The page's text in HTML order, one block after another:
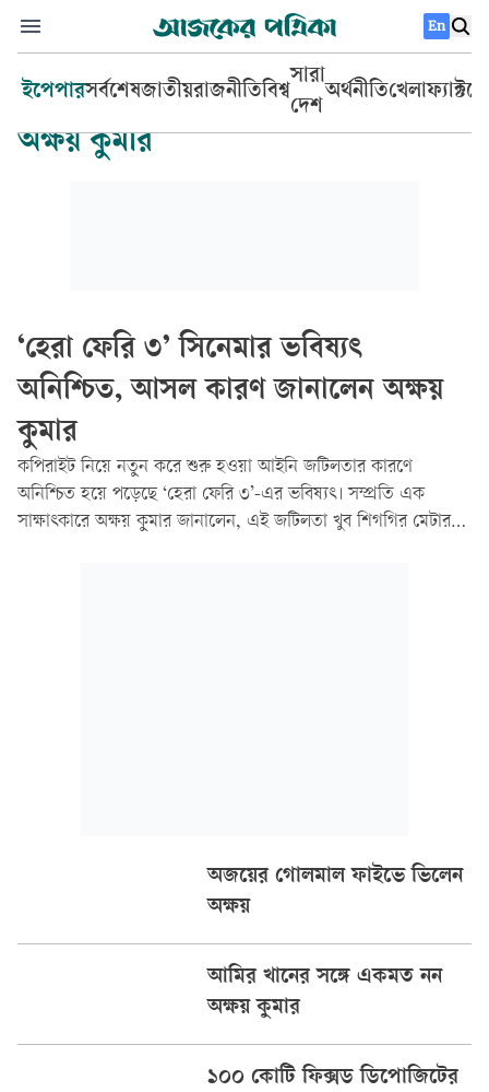
En
ইপেপারসর্বশেষজাতীয়রাজনীতিবিশ্ব
সারা
দেশ
অর্থনীতিখেলা
অক্ষয় কুমার
‘হেরা ফেরি ৩’ সিনেমার ভবিষ্যৎ
অনিশ্চিত, আসল কারণ জানালেন অক্ষয়
কুমার
কপিরাইট নিয়ে নতুন করে শুরু হওয়া আইনি জটিলতার কারণে
অনিশ্চিত হয়ে পড়েছে ‘হেরা ফেরি ৩’-এর ভবিষ্যৎ। সম্প্রতি এক
সাক্ষাৎকারে অক্ষয় কুমার জানালেন, এই জটিলতা খুব শিগগির মেটার
অজয়ের গোলমাল ফাইভে ভিলেন
অক্ষয়
আমির খানের সঙ্গে একমত নন
অক্ষয় কুমার
১০০ কোটি ফিক্সড ডিপোজিটের